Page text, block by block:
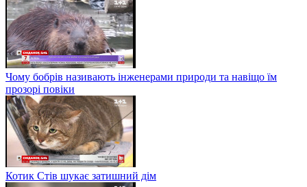
Чому бобрів називають інженерами природи та навіщо їм
прозорі повіки
Котик Стів шукає затишний дім